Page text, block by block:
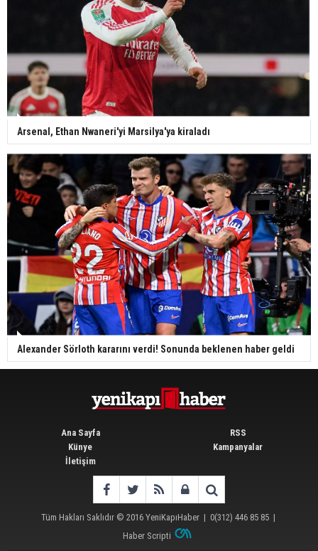
Arsenal, Ethan Nwaneri'yi Marsilya'ya kiraladı
Alexander Sörloth kararını verdi! Sonunda beklenen haber geldi
Ana Sayfa
Künye
İletişim
RSS
Kampanyalar
Tüm Hakları Saklıdır © 2016 YeniKapıHaber| 0(312) 446 85 85|
Haber Scripti